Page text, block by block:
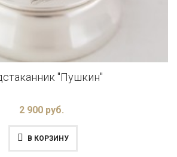
"Пушкин"
2 900 руб.
В КОРЗИНУ